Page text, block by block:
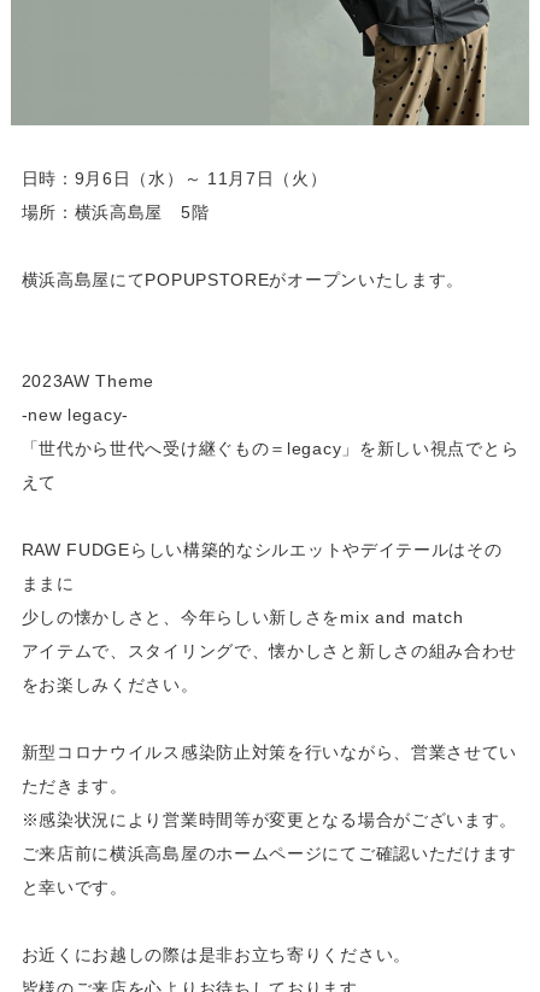
日時：9月6日（水）～ 11月7日（火）
場所：横浜高島屋 5階
横浜高島屋にてPOPUPSTOREがオープンいたします。
2023AW Theme
-new legacy-
「世代から世代へ受け継ぐもの＝legacy」を新しい視点でとら
えて
RAW FUDGEらしい構築的なシルエットやデイテールはその
ままに
少しの懐かしさと、今年らしい新しさをmix and match
アイテムで、スタイリングで、懐かしさと新しさの組み合わせ
をお楽しみください。
新型コロナウイルス感染防止対策を行いながら、営業させてい
ただきます。
※感染状況により営業時間等が変更となる場合がございます。
ご来店前に横浜高島屋のホームページにてご確認いただけます
と幸いです。
お近くにお越しの際は是非お立ち寄りください。